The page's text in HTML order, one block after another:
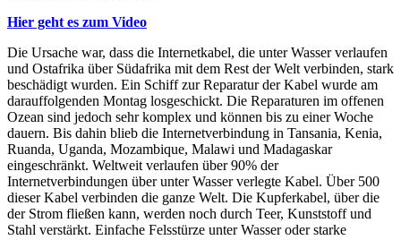
Hier geht es zum Video
Die Ursache war, dass die Internetkabel, die unter Wasser verlaufen
und Ostafrika über Südafrika mit dem Rest der Welt verbinden, stark
beschädigt wurden. Ein Schiff zur Reparatur der Kabel wurde am
darauffolgenden Montag losgeschickt. Die Reparaturen im offenen
Ozean sind jedoch sehr komplex und können bis zu einer Woche
dauern. Bis dahin blieb die Internetverbindung in Tansania, Kenia,
Ruanda, Uganda, Mozambique, Malawi und Madagaskar
eingeschränkt. Weltweit verlaufen über 90% der
Internetverbindungen über unter Wasser verlegte Kabel. Über 500
dieser Kabel verbinden die ganze Welt. Die Kupferkabel, über die
der Strom fließen kann, werden noch durch Teer, Kunststoff und
Stahl verstärkt. Einfache Felsstürze unter Wasser oder starke